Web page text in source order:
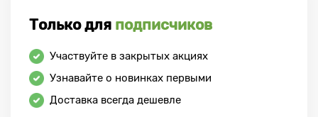
Только для подписчиков
Участвуйте в закрытых акциях
Узнавайте о новинках первыми
Доставка всегда дешевле